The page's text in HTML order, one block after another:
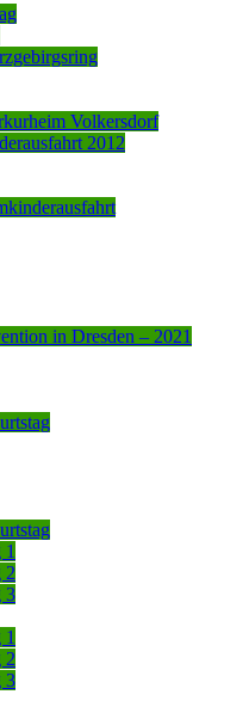
Volkersdorf
2012
in Dresden – 2021
2
3
2
3